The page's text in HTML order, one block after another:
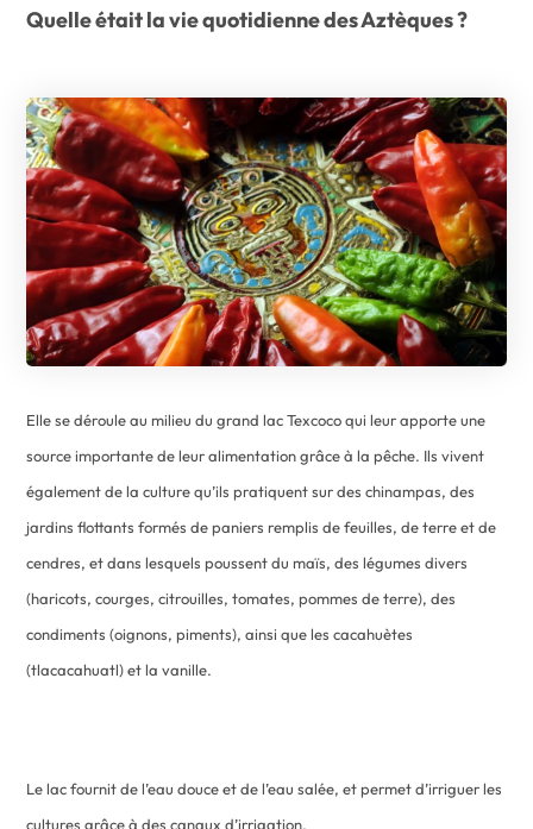
Quelle était la vie quotidienne des Aztèques ?
Elle se déroule au milieu du grand lac Texcoco qui leur apporte une
source importante de leur alimentation grâce à la pêche. Ils vivent
également de la culture qu’ils pratiquent sur des chinampas, des
jardins flottants formés de paniers remplis de feuilles, de terre et de
cendres, et dans lesquels poussent du maïs, des légumes divers
(haricots, courges, citrouilles, tomates, pommes de terre), des
condiments (oignons, piments), ainsi que les cacahuètes
(tlacacahuatl) et la vanille.
Le lac fournit de l’eau douce et de l’eau salée, et permet d’irriguer les
cultures grâce à des canaux d’irrigation.